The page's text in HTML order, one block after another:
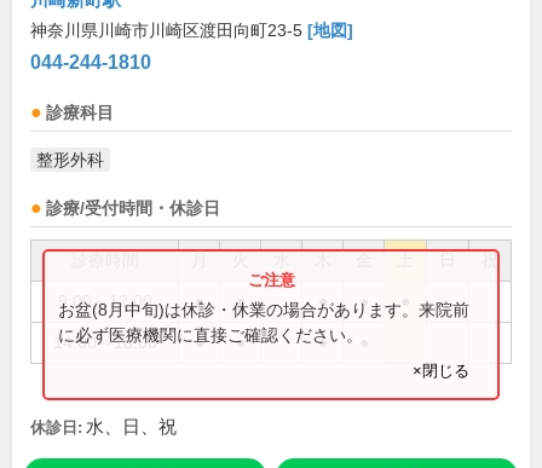
神奈川県川崎市川崎区渡田向町23-5 [地図]
044-244-1810
診療科目
整形外科
診療/受付時間・休診日
祝
9:00～12:00 ● ● ● ●
14:00～18:00 ● ● ●
お盆(8月中旬)は休診・休業の場合があります。来院前
に必ず医療機関に直接ご確認ください。
×閉じる
休診日: 水、日、祝